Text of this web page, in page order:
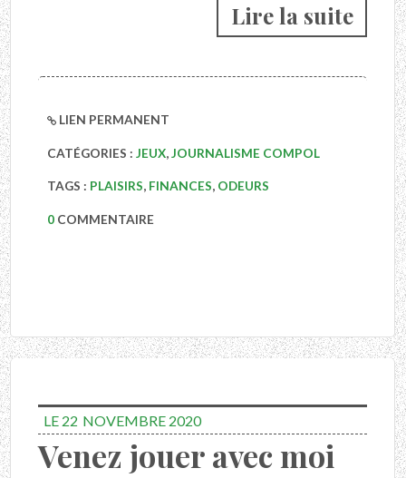
Lire la suite
LIEN PERMANENT
CATÉGORIES : JEUX,JOURNALISME COMPOL
TAGS : PLAISIRS, FINANCES, ODEURS
0 COMMENTAIRE
LE 22 NOVEMBRE 2020
Venez jouer avec moi